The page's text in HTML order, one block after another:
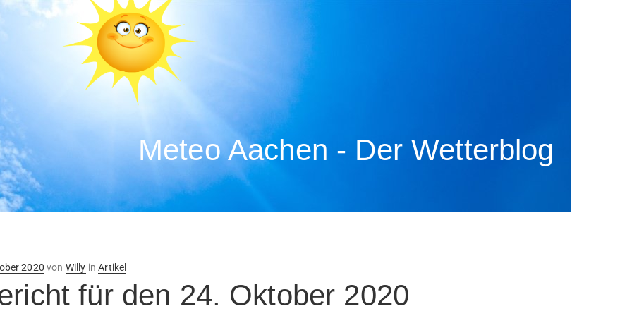
Meteo Aachen - Der Wetterblog
2020 von Willy inArtikel
für den 24. Oktober 2020